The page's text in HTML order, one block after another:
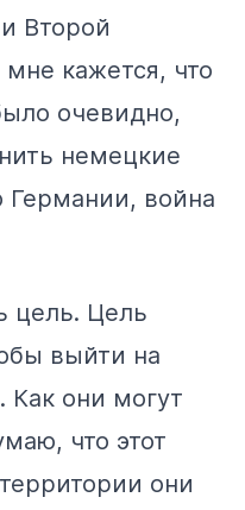
Второй
кажется, что
очевидно,
немецкие
Германии, война
цель. Цель
выйти на
Как они могут
что этот
они